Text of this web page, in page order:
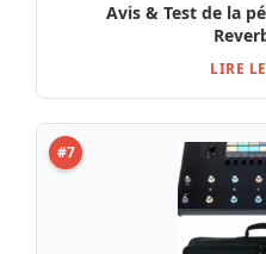
Avis & Test de la
LIRE
#7